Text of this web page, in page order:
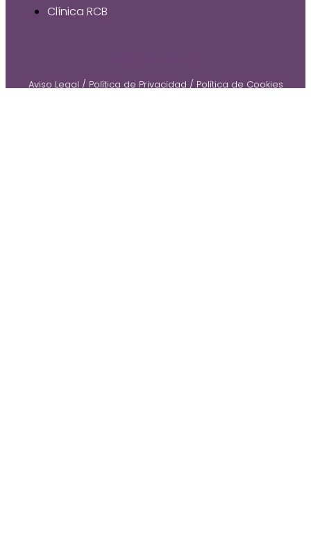
Clínica RCB
Aviso Legal / Política de Privacidad / Política de Cookies